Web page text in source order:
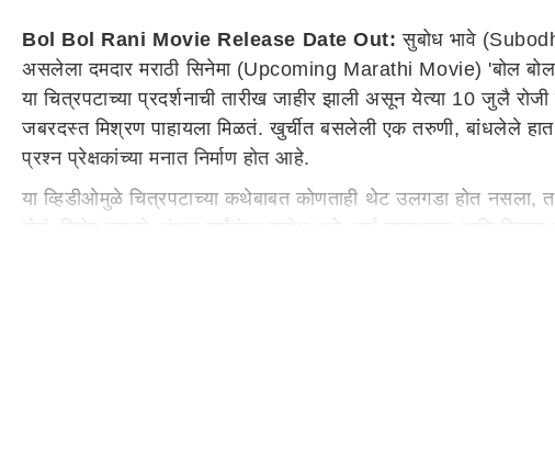
Bol Bol Rani Movie Release Date Out: सुबोध भावे
असलेला दमदार मराठी सिनेमा (Upcoming Marathi Movie) 'बोल बोल
या चित्रपटाच्या प्रदर्शनाची तारीख जाहीर झाली असून येत्या 10 जुलै
जबरदस्त मिश्रण पाहायला मिळतं. खुर्चीत बसलेली एक तरुणी, बांधलेले
प्रश्न प्रेक्षकांच्या मनात निर्माण होत आहे.
या व्हिडीओमुळे चित्रपटाच्या कथेबाबत कोणताही थेट उलगडा होत
होतं. विशेष म्हणजे, पंधरा वर्षांनंतर सुबोध भावे, सई ताम्हणकर आणि